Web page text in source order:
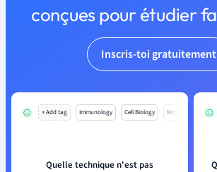
conçues pour étudier
Inscris-toi gratuitement
+ Add tag Immunology Cell Biology Mo
Quelle technique n'est pas